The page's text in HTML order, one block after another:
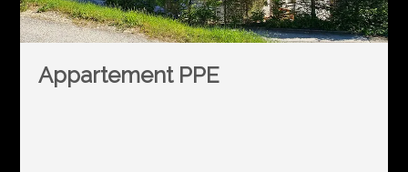
Appartement PPE